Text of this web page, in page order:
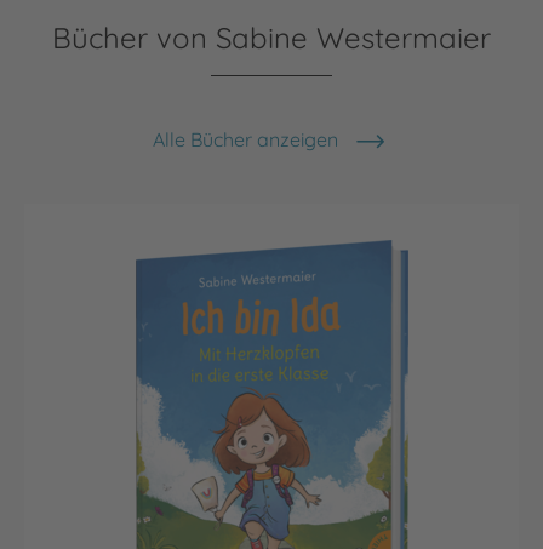
Bücher von Sabine Westermaier
Alle Bücher anzeigen